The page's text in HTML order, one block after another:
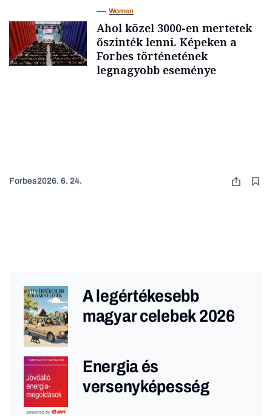
Women
Ahol közel 3000-en mertetek
őszinték lenni. Képeken a
Forbes történetének
legnagyobb eseménye
Forbes2026. 6. 24.
A legértékesebb
magyar celebek 2026
Energia és
versenyképesség